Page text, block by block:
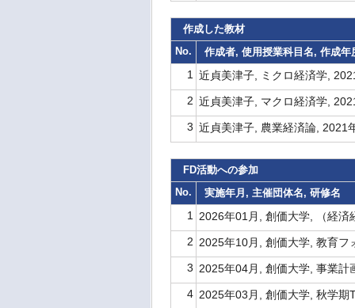
作成した教材
No.
作成者, 使用授業科目名, 作成
1
近貞美津子, ミクロ経済学,
2 近貞美津子, マクロ経済学,
3 近貞美津子, 農業経済論, 2021
FD活動への参加
No.
実施年月, 主催団体名, 研修名
1
2026年01月, 創価大学, （経
2 2025年10月, 創価大学, 教育
3 2025年04月, 創価大学, 事業計
4 2025年03月, 創価大学, 秋学期